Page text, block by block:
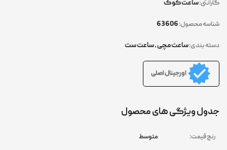
گارانتی:ساعت کوک
شناسه محصول:
دسته بندی:ساعت مچی,ساعت ست
اورجینال اصلی
جدول ویژگی های محصول
رنج قیمت: متوسط